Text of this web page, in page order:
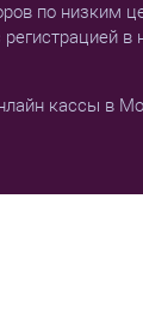
по низким
в
кассы в